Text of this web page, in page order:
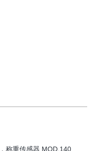
称重传感器 MOD.140